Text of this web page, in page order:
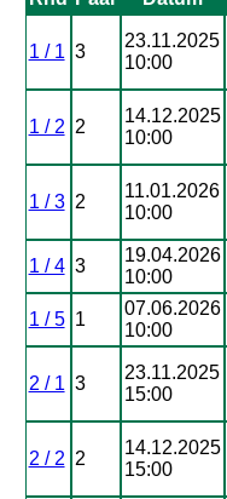
1 / 1 3
23.11.2025
10:00
1 / 2 2
14.12.2025
10:00
1 / 3 2
11.01.2026
10:00
1 / 4 3
19.04.2026
10:00
1 / 5 1
07.06.2026
10:00
2 / 1 3
23.11.2025
15:00
2 / 2 2
14.12.2025
15:00